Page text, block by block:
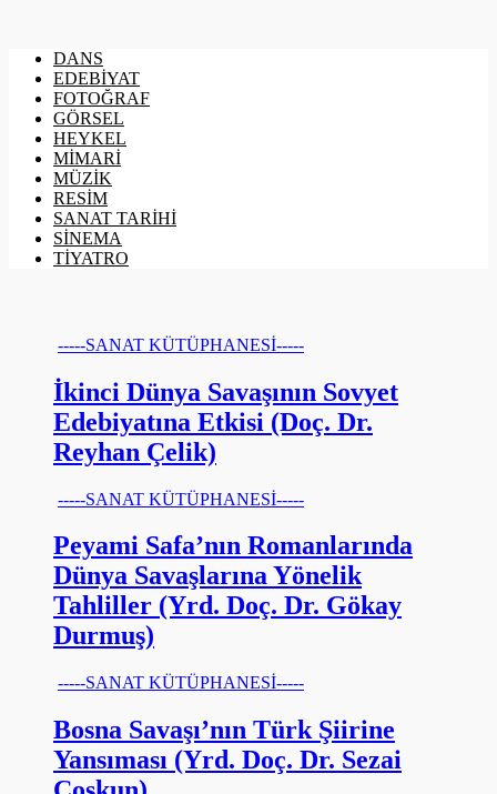
DANS
EDEBİYAT
FOTOĞRAF
GÖRSEL
HEYKEL
MİMARİ
MÜZİK
RESİM
SANAT TARİHİ
SİNEMA
TİYATRO
-----SANAT KÜTÜPHANESİ-----
İkinci Dünya Savaşının Sovyet
Edebiyatına Etkisi (Doç. Dr.
Reyhan Çelik)
-----SANAT KÜTÜPHANESİ-----
Peyami Safa’nın Romanlarında
Dünya Savaşlarına Yönelik
Tahliller (Yrd. Doç. Dr. Gökay
Durmuş)
-----SANAT KÜTÜPHANESİ-----
Bosna Savaşı’nın Türk Şiirine
Yansıması (Yrd. Doç. Dr. Sezai